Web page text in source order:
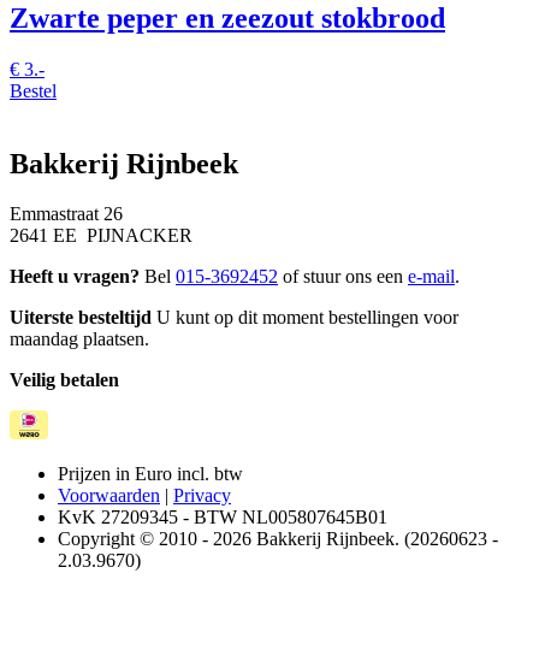
Zwarte peper en zeezout stokbrood
€ 3.-
Bestel
Bakkerij Rijnbeek
Emmastraat 26
2641 EE PIJNACKER
Heeft u vragen? Bel 015-3692452 of stuur ons een e-mail.
Uiterste besteltijd U kunt op dit moment bestellingen voor
maandag plaatsen.
Veilig betalen
Prijzen in Euro incl. btw
Voorwaarden | Privacy
KvK 27209345 - BTW NL005807645B01
Copyright © 2010 - 2026 Bakkerij Rijnbeek. (20260623 -
2.03.9670)